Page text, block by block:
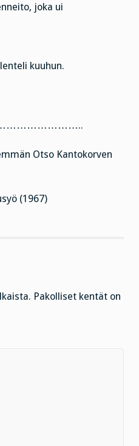
joka ui
kuuhun.
Otso Kantokorven
(1967)
Pakolliset kentät on